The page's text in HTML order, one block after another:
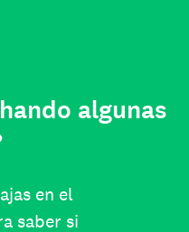
algunas
en el
saber si